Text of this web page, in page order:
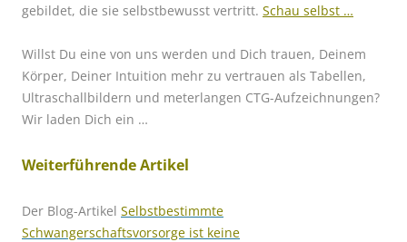
gebildet, die sie selbstbewusst vertritt. Schau selbst …
Willst Du eine von uns werden und Dich trauen, Deinem
Körper, Deiner Intuition mehr zu vertrauen als Tabellen,
Ultraschallbildern und meterlangen CTG-Aufzeichnungen?
Wir laden Dich ein …
Weiterführende Artikel
Der Blog-Artikel Selbstbestimmte
Schwangerschaftsvorsorge ist keine